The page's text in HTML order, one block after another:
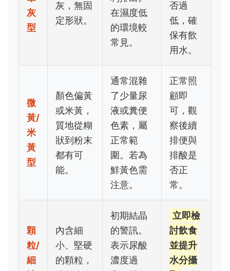
灰
型
灰，無固
定形狀。
在濕度低
的環境較
常見。
否過
低，確
保有飲
用水。
微
黃/
米
黃
型
顏色偏黃
或米黃，
質地從糊
狀到粉末
都有可
能。
通常混雜
了少量尿
液或糞便
色素，屬
正常範
圍。若為
鮮黃色需
注意。
正常照
顧即
可，觀
察後續
排便與
排酸是
否正
常。
顆
粒/
細
內含細
小、堅硬
的顆粒，
初期結晶
的警訊。
表示尿酸
濃度過
立即檢
討飲食
並提升
水分攝